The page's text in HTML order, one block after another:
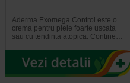
Aderma Exomega Control este o
crema pentru piele foarte uscata
sau cu tendinta atopica. Contine…